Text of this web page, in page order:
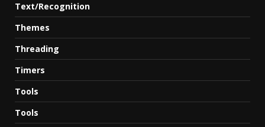
Text/Recognition
Themes
Threading
Timers
Tools
Tools